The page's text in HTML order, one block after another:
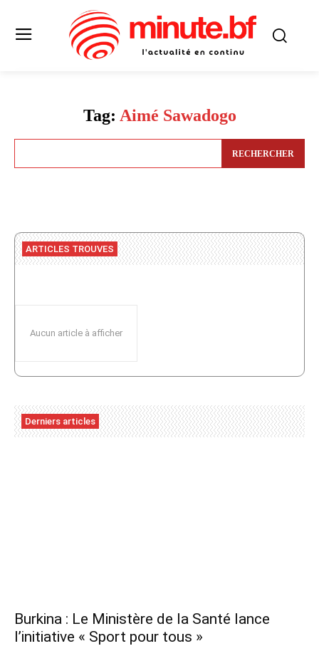
Tag: Aimé Sawadogo
RECHERCHER
ARTICLES TROUVES
Aucun article à afficher
Derniers articles
Burkina : Le Ministère de la Santé lance
l’initiative « Sport pour tous »